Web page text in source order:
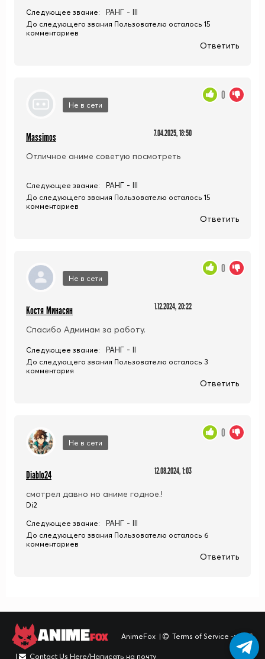
Следующее звание: РАНГ - III
До следующего звания Пользователю осталось 15
комментариев
Ответить
Не в сети
Massimos 7.04.2025, 18:50
Отличное аниме советую посмотреть
0
Следующее звание: РАНГ - III
До следующего звания Пользователю осталось 15
комментариев
Ответить
Не в сети
Костя Минасян 1.12.2024, 20:22
Спасибо Админам за работу.
0
Следующее звание: РАНГ - II
До следующего звания Пользователю осталось 3
комментария
Ответить
Не в сети
Diablo24 12.08.2024, 1:03
смотрел давно но аниме годное.!
Di2
0
Следующее звание: РАНГ - III
До следующего звания Пользователю осталось 6
комментариев
Ответить
ANIMEFOX AnimeFox | Terms of Service -> TOS
| Contact Us Here/Написать на почту